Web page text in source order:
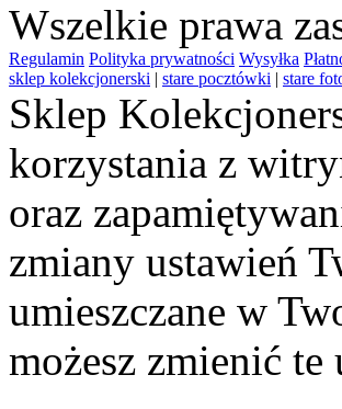
Wszelkie prawa
Regulamin Polityka prywatności Wysyłka
sklep kolekcjonerski | stare pocztówki | stare
Sklep
korzystania z
oraz
zmiany ustawień
umieszczane w
możesz zmienić te